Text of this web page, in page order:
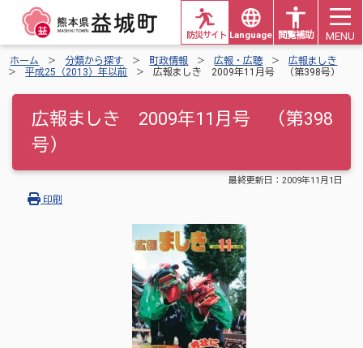
Languages 閲覧補助
防災サイト MENU
ホーム 分類から探す 町政情報 広報・広聴
広報ましき
平成25（2013）年以前
広報ましき 2009年11月号 （第398号）
広報ましき 2009年11月号 （第398
号）
最終更新日： 2009年11月1日
印刷